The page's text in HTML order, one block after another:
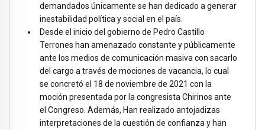
demandados únicamente se han dedicado a generar
inestabilidad política y social en el país.
Desde el inicio del gobierno de Pedro Castillo
Terrones han amenazado constante y públicamente
ante los medios de comunicación masiva con sacarlo
del cargo a través de mociones de vacancia, lo cual
se concretó el 18 de noviembre de 2021 con la
moción presentada por la congresista Chirinos ante
el Congreso. Además, Han realizado antojadizas
interpretaciones de la cuestión de confianza y han